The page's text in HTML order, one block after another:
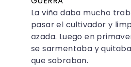
La viña daba mucho
pasar el cultivador y
azada. Luego en
se sarmentaba y
que sobraban.